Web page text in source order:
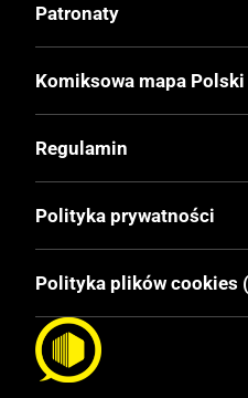
Data Wydania
Druk
Oprawa
Miękka
Patronaty
Komiksowa mapa Polski
Regulamin
Polityka prywatności
Polityka plików cookies